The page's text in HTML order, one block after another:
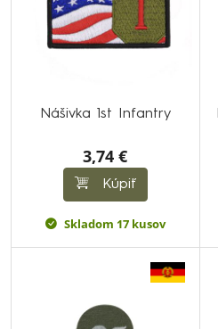
Nášivka 1st Infantry
3,74 €
Kúpiť
Skladom 17 kusov